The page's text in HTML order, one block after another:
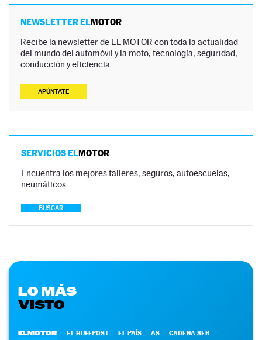
NEWSLETTER ELMOTOR
Recibe la newsletter de EL MOTOR con toda la actualidad
del mundo del automóvil y la moto, tecnología, seguridad,
conducción y eficiencia.
APÚNTATE
SERVICIOS ELMOTOR
Encuentra los mejores talleres, seguros, autoescuelas,
neumáticos…
BUSCAR
LO MÁS
VISTO
ELMOTOR EL HUFFPOST EL PAÍS AS CADENA SER